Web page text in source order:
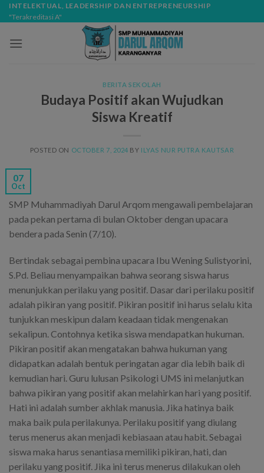
Skip
to
INTELEKTUAL, LEADERSHIP DAN ENTREPRENEURSHIP
"Terakreditasi A"
BERITA SEKOLAH
Budaya Positif akan Wujudkan
Siswa Kreatif
POSTED ON OCTOBER 7, 2024 BY ILYAS NUR PUTRA KAUTSAR
07
Oct
SMP Muhammadiyah Darul Arqom mengawali pembelajaran
pada pekan pertama di bulan Oktober dengan upacara
bendera pada Senin (7/10).
Bertindak sebagai pembina upacara Ibu Wening Sulistyorini,
S.Pd. Beliau menyampaikan bahwa seorang siswa harus
menunjukkan perilaku yang positif. Dasar dari perilaku positif
adalah pikiran yang positif. Pikiran positif ini harus selalu kita
tunjukkan meskipun dalam keadaan tidak mengenakan
sekalipun. Contohnya ketika siswa mendapatkan hukuman.
Pikiran positif akan mengatakan bahwa hukuman yang
didapatkan adalah bentuk peringatan agar dia lebih baik di
kemudian hari. Guru lulusan Psikologi UMS ini melanjutkan
bahwa pikiran yang positif akan melahirkan hari yang positif.
Hati ini adalah sumber akhlak manusia. Jika hatinya baik
maka baik pula perilakunya. Perilaku positif yang diulang
terus menerus akan menjadi kebiasaan atau habit. Sebagai
siswa maka harus senantiasa memiliki pikiran, hati, dan
perilaku yang positif. Jika ini terus menerus dilakukan oleh
modal-check